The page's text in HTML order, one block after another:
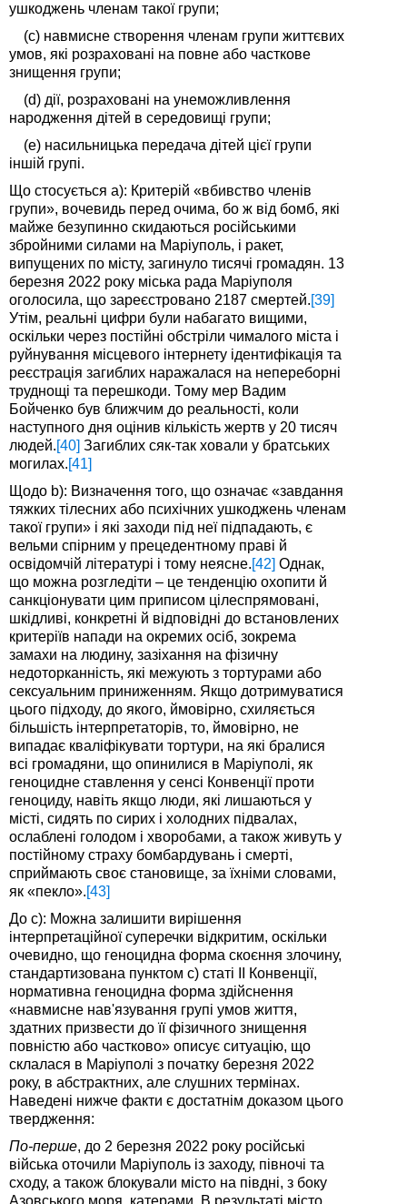
ушкоджень членам такої групи;
(c) навмисне створення членам групи життєвих
умов, які розраховані на повне або часткове
знищення групи;
(d) дії, розраховані на унеможливлення
народження дітей в середовищі групи;
(e) насильницька передача дітей цієї групи
іншій групі.
Що стосується a): Критерій «вбивство членів
групи», вочевидь перед очима, бо ж від бомб, які
майже безупинно скидаються російськими
збройними силами на Маріуполь, і ракет,
випущених по місту, загинуло тисячі громадян. 13
березня 2022 року міська рада Маріуполя
оголосила, що зареєстровано 2187 смертей.[39]
Утім, реальні цифри були набагато вищими,
оскільки через постійні обстріли чималого міста і
руйнування місцевого інтернету ідентифікація та
реєстрація загиблих наражалася на непереборні
труднощі та перешкоди. Тому мер Вадим
Бойченко був ближчим до реальності, коли
наступного дня оцінив кількість жертв у 20 тисяч
людей.[40] Загиблих сяк-так ховали у братських
могилах.[41]
Щодо b): Визначення того, що означає «завдання
тяжких тілесних або психічних ушкоджень членам
такої групи» і які заходи під неї підпадають, є
вельми спірним у прецедентному праві й
освідомчій літературі і тому неясне.[42] Однак,
що можна розгледіти – це тенденцію охопити й
санкціонувати цим приписом цілеспрямовані,
шкідливі, конкретні й відповідні до встановлених
критеріїв напади на окремих осіб, зокрема
замахи на людину, зазіхання на фізичну
недоторканність, які межують з тортурами або
сексуальним приниженням. Якщо дотримуватися
цього підходу, до якого, ймовірно, схиляється
більшість інтерпретаторів, то, ймовірно, не
випадає кваліфікувати тортури, на які бралися
всі громадяни, що опинилися в Маріуполі, як
геноцидне ставлення у сенсі Конвенції проти
геноциду, навіть якщо люди, які лишаються у
місті, сидять по сирих і холодних підвалах,
ослаблені голодом і хворобами, а також живуть у
постійному страху бомбардувань і смерті,
сприймають своє становище, за їхніми словами,
як «пекло».[43]
До c): Можна залишити вирішення
інтерпретаційної суперечки відкритим, оскільки
очевидно, що геноцидна форма скоєння злочину,
стандартизована пунктом c) статі II Конвенції,
нормативна геноцидна форма здійснення
«навмисне нав'язування групі умов життя,
здатних призвести до її фізичного знищення
повністю або частково» описує ситуацію, що
склалася в Маріуполі з початку березня 2022
року, в абстрактних, але слушних термінах.
Наведені нижче факти є достатнім доказом цього
твердження:
По-перше, до 2 березня 2022 року російські
війська оточили Маріуполь із заходу, півночі та
сходу, а також блокували місто на півдні, з боку